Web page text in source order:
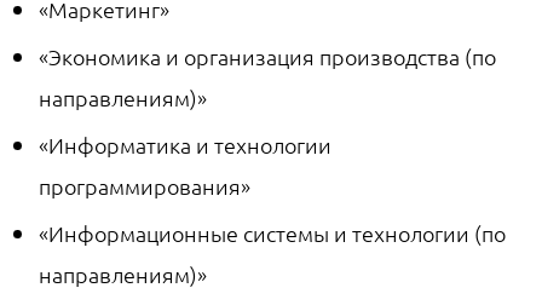
«Маркетинг»
«Экономика и организация производства (по
направлениям)»
«Информатика и технологии
программирования»
«Информационные системы и технологии (по
направлениям)»